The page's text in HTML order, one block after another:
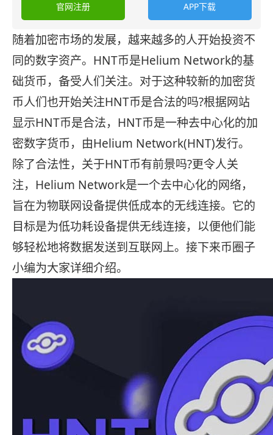
官网注册 APP下载
随着加密市场的发展，越来越多的人开始投资不
同的数字资产。HNT币是Helium Network的基
础货币，备受人们关注。对于这种较新的加密货
币人们也开始关注HNT币是合法的吗?根据网站
显示HNT币是合法，HNT币是一种去中心化的加
密数字货币，由Helium Network(HNT)发行。
除了合法性，关于HNT币有前景吗?更令人关
注，Helium Network是一个去中心化的网络，
旨在为物联网设备提供低成本的无线连接。它的
目标是为低功耗设备提供无线连接，以便他们能
够轻松地将数据发送到互联网上。接下来币圈子
小编为大家详细介绍。